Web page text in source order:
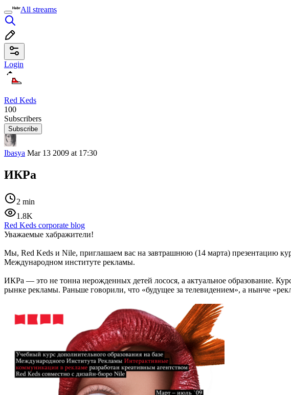
All streams
Login
Red Keds
100
Subscribers
Subscribe
Ibasya Mar 13 2009 at 17:30
ИКРа
2 min
1.8K
Red Keds corporate blog
Уважаемые хабражители!
Мы, Red Keds и Nile, приглашаем вас на завтрашнюю (14 марта) презентацию
Международном институте рекламы.
ИКРа — это не тонна нерожденных детей лосося, а актуальное образование.
рынке рекламы. Раньше говорили, что «будущее за телевидением», а нынче